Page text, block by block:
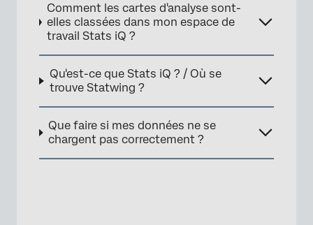
Comment les cartes d'analyse sont-
elles classées dans mon espace de
travail Stats iQ ?
Qu'est-ce que Stats iQ ? / Où se
trouve Statwing ?
Que faire si mes données ne se
chargent pas correctement ?